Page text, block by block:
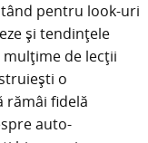
pentru look-uri
și tendințele
de lecții
o
rămâi fidelă
auto-